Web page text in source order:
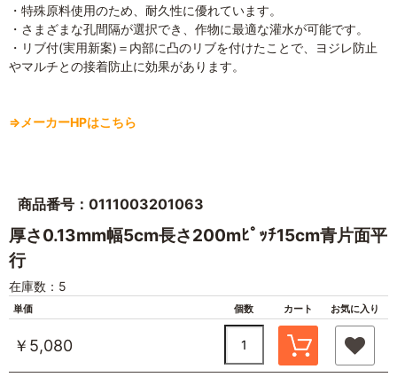
・特殊原料使用のため、耐久性に優れています。
・さまざまな孔間隔が選択でき、作物に最適な灌水が可能です。
・リブ付(実用新案)＝内部に凸のリブを付けたことで、ヨジレ防止
やマルチとの接着防止に効果があります。
⇒メーカーHPはこちら
商品番号：0111003201063
厚さ0.13mm幅5cm長さ200mﾋﾟｯﾁ15cm青片面平
行
在庫数：5
単価 個数 カート お気に入り
￥5,080